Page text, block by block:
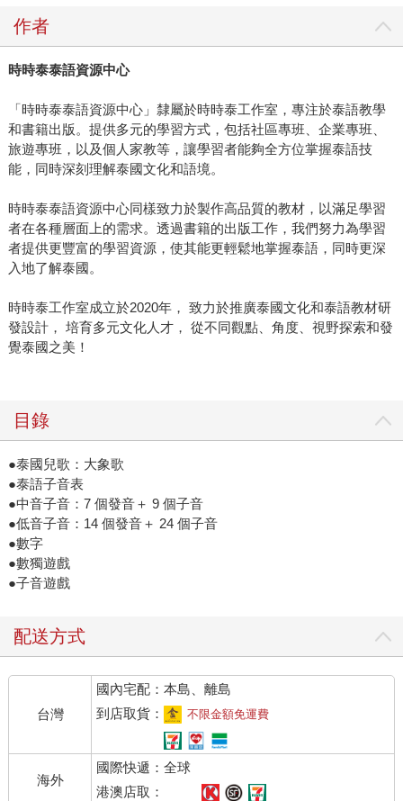
作者
時時泰泰語資源中心
「時時泰泰語資源中心」隸屬於時時泰工作室，專注於泰語教學
和書籍出版。提供多元的學習方式，包括社區專班、企業專班、
旅遊專班，以及個人家教等，讓學習者能夠全方位掌握泰語技
能，同時深刻理解泰國文化和語境。
時時泰泰語資源中心同樣致力於製作高品質的教材，以滿足學習
者在各種層面上的需求。透過書籍的出版工作，我們努力為學習
者提供更豐富的學習資源，使其能更輕鬆地掌握泰語，同時更深
入地了解泰國。
時時泰工作室成立於2020年， 致力於推廣泰國文化和泰語教材研
發設計， 培育多元文化人才， 從不同觀點、角度、視野探索和發
覺泰國之美！
目錄
●泰國兒歌：大象歌
●泰語子音表
●中音子音：7 個發音＋ 9 個子音
●低音子音：14 個發音＋ 24 個子音
●數字
●數獨遊戲
●子音遊戲
配送方式
台灣
國內宅配：本島、離島
到店取貨：
不限金額免運費
海外
國際快遞：全球
港澳店取：